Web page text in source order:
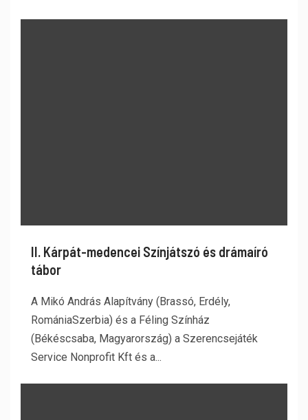
II. Kárpát-medencei Színjátszó és drámaíró
tábor
A Mikó András Alapítvány (Brassó, Erdély,
RomániaSzerbia) és a Féling Színház
(Békéscsaba, Magyarország) a Szerencsejáték
Service Nonprofit Kft és a...